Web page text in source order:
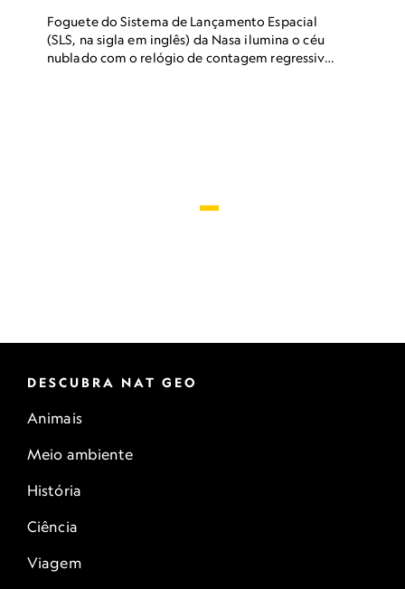
Foguete do Sistema de Lançamento Espacial
(SLS, na sigla em inglês) da Nasa ilumina o céu
nublado com o relógio de contagem regressiva
DESCUBRA NAT GEO
Animais
Meio ambiente
História
Ciência
Viagem